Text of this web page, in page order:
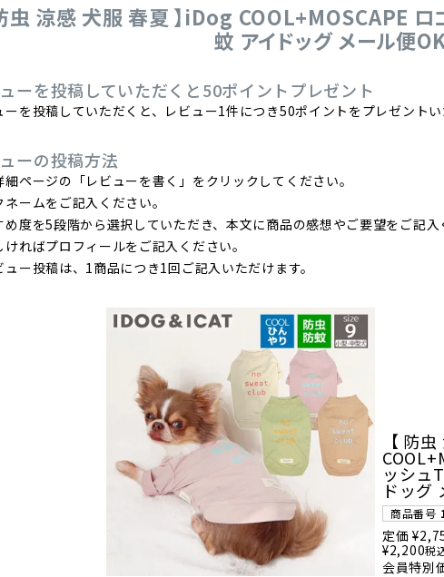
虫 涼感 犬服 春夏 】iDog COOL+MOSCAPE
蚊 アイドッグ メール便
ーを投稿していただくと50ポイントプレゼント
ーを投稿していただくと、レビュー1件につき50ポイントをプレゼントい
ーの投稿方法
細ページの「レビューを書く」をクリックしてください。
ネームをご記入ください。
め度を5段階から選択していただき、本文に商品の感想やご要望をご記入
ければプロフィールをご記入ください。
ー投稿は、1商品につき1回ご記入いただけます。
【 防
ッシュ
ドッグ
商品番号
定価 ¥
¥2,200税
会員特別